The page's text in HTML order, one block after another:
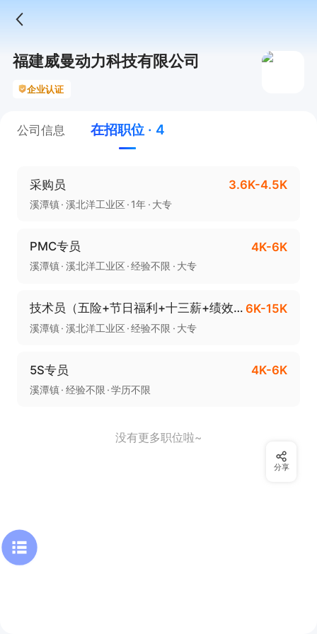
福建威曼动力科技有限公司
企业认证
公司信息 在招职位 · 4
采购员 3.6K-4.5K
溪潭镇 溪北洋工业区 1年 大专
PMC专员 4K-6K
溪潭镇 溪北洋工业区 经验不限 大专
技术员（五险+节日福利+十三薪+绩效奖+工龄奖） 6K-15K
溪潭镇 溪北洋工业区 经验不限 大专
5S专员 4K-6K
溪潭镇 经验不限 学历不限
没有更多职位啦~
分享